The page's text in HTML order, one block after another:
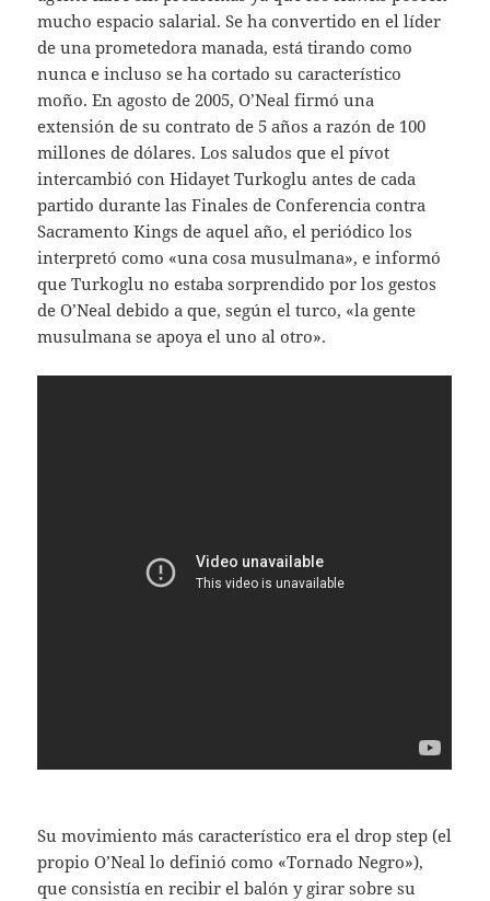
mucho espacio salarial. Se ha convertido en el líder
de una prometedora manada, está tirando como
nunca e incluso se ha cortado su característico
moño. En agosto de 2005, O’Neal firmó una
extensión de su contrato de 5 años a razón de 100
millones de dólares. Los saludos que el pívot
intercambió con Hidayet Turkoglu antes de cada
partido durante las Finales de Conferencia contra
Sacramento Kings de aquel año, el periódico los
interpretó como «una cosa musulmana», e informó
que Turkoglu no estaba sorprendido por los gestos
de O’Neal debido a que, según el turco, «la gente
musulmana se apoya el uno al otro».
Su movimiento más característico era el drop step (el
propio O’Neal lo definió como «Tornado Negro»),
que consistía en recibir el balón y girar sobre su